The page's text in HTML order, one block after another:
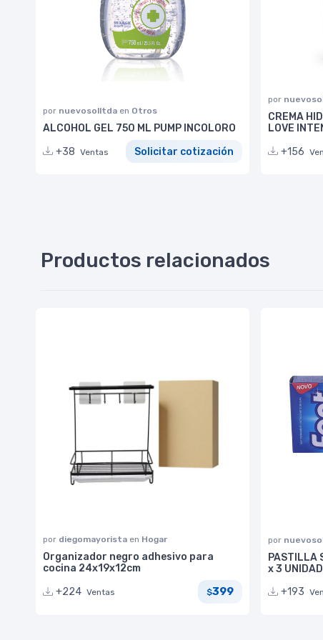
por nuevosolltda en Otros
ALCOHOL GEL 750 ML PUMP INCOLORO
+38 Ventas Solicitar cotización
por
CREMA
LOVE
+156
Productos relacionados
por diegomayorista en Hogar
Organizador negro adhesivo para
cocina 24x19x12cm
+224 Ventas $399
por
PASTILLA
x 3
+193